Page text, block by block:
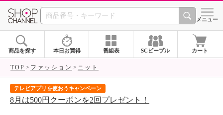
SHOP CHANNEL シメニュー
商品を探す 本日お買得 番組表 SCピープル カート
TOP ファッション ニット
テレビアプリを使おうキャンペーン
8月は500円クーポンを2回プレゼント！